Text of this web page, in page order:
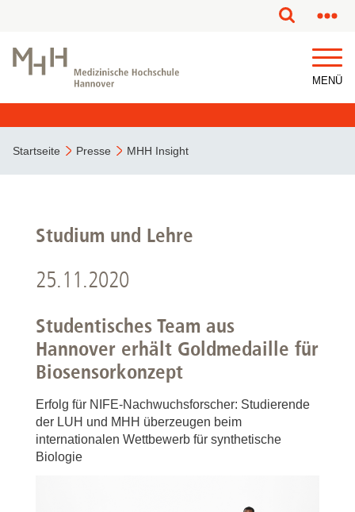
MENÜ
Startseite Presse MHH Insight
Studium und Lehre
25.11.2020
Studentisches Team aus
Hannover erhält Goldmedaille für
Biosensorkonzept
Erfolg für NIFE-Nachwuchsforscher: Studierende
der LUH und MHH überzeugen beim
internationalen Wettbewerb für synthetische
Biologie